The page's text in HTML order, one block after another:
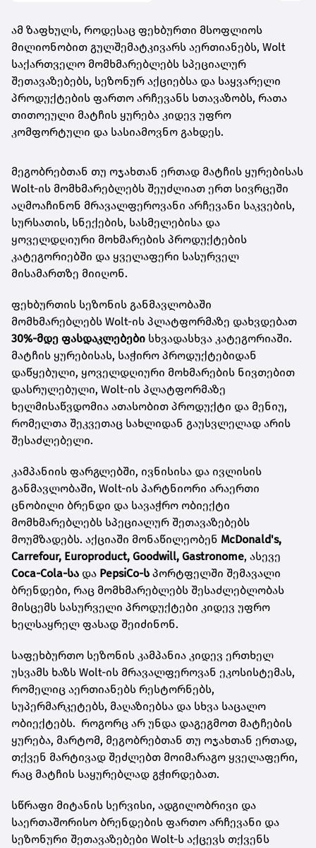
ამ ზაფხულს, როდესაც ფეხბურთი მსოფლიოს
მილიონობით გულშემატკივარს აერთიანებს, Wolt
საქართველო მომხმარებლებს სპეციალურ
შეთავაზებებს, სეზონურ აქციებსა და საყვარელი
პროდუქტების ფართო არჩევანს სთავაზობს, რათა
თითოეული მატჩის ყურება კიდევ უფრო
კომფორტული და სასიამოვნო გახდეს.
მეგობრებთან თუ ოჯახთან ერთად მატჩის ყურებისას
Wolt-ის მომხმარებლებს შეუძლიათ ერთ სივრცეში
აღმოაჩინონ მრავალფეროვანი არჩევანი საკვების,
სურსათის, სნექების, სასმელებისა და
ყოველდღიური მოხმარების პროდუქტების
კატეგორიებში და ყველაფერი სასურველ
მისამართზე მიიღონ.
ფეხბურთის სეზონის განმავლობაში
მომხმარებლებს Wolt-ის პლატფორმაზე დახვდებათ
30%-მდე ფასდაკლებები სხვადასხვა კატეგორიაში.
მატჩის ყურებისას, საჭირო პროდუქტებიდან
დაწყებული, ყოველდღიური მოხმარების ნივთებით
დასრულებული, Wolt-ის პლატფორმაზე
ხელმისაწვდომია ათასობით პროდუქტი და მენიუ,
რომელთა შეკვეთაც სახლიდან გაუსვლელად არის
შესაძლებელი.
კამპანიის ფარგლებში, ივნისისა და ივლისის
განმავლობაში, Wolt-ის პარტნიორი არაერთი
ცნობილი ბრენდი და სავაჭრო ობიექტი
მომხმარებლებს სპეციალურ შეთავაზებებს
მოუმზადებს. აქციაში მონაწილეობენ McDonald's,
Carrefour, Europroduct, Goodwill, Gastronome, ასევე
Coca-Cola-სა და PepsiCo-ს პორტფელში შემავალი
ბრენდები, რაც მომხმარებლებს შესაძლებლობას
მისცემს სასურველი პროდუქტები კიდევ უფრო
ხელსაყრელ ფასად შეიძინონ.
საფეხბურთო სეზონის კამპანია კიდევ ერთხელ
უსვამს ხაზს Wolt-ის მრავალფეროვან ეკოსისტემას,
რომელიც აერთიანებს რესტორნებს,
სუპერმარკეტებს, მაღაზიებსა და სხვა საცალო
ობიექტებს. როგორც არ უნდა დაგეგმოთ მატჩების
ყურება, მარტომ, მეგობრებთან თუ ოჯახთან ერთად,
თქვენ მარტივად შეძლებთ მოიმარაგო ყველაფერი,
რაც მატჩის საყურებლად გჭირდებათ.
სწრაფი მიტანის სერვისი, ადგილობრივი და
საერთაშორისო ბრენდების ფართო არჩევანი და
სეზონური შეთავაზებები Wolt-ს აქცევს თქვენს